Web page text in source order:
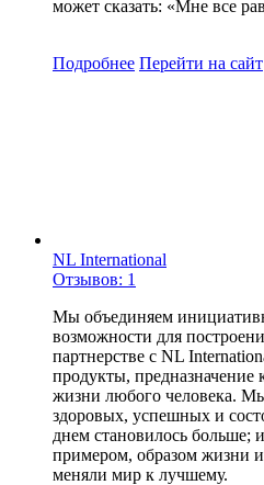
может сказать: «Мне все
Подробнее Перейти на сайт
NL International
Отзывов: 1
Мы объединяем
возможности для
партнерстве с NL
продукты, предназначение
жизни любого человека.
здоровых, успешных и
днем становилось больше;
примером, образом жизни
меняли мир к лучшему.